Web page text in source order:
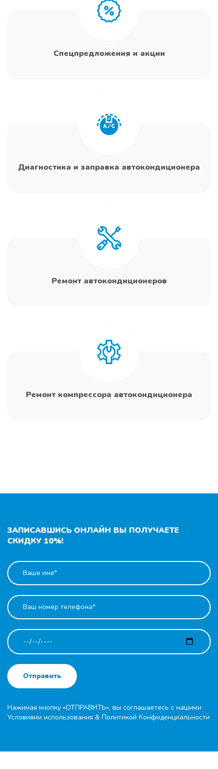
Спецпредложения и акции
Диагностика и заправка автокондиционера
Ремонт автокондиционеров
Ремонт компрессора автокондиционера
ЗАПИСАВШИСЬ ОНЛАЙН ВЫ ПОЛУЧАЕТЕ
СКИДКУ 10%!
Отправить
Нажимая кнопку «ОТПРАВИТЬ», вы соглашаетесь с нашими
Условиями использования & Политикой Конфиденциальности